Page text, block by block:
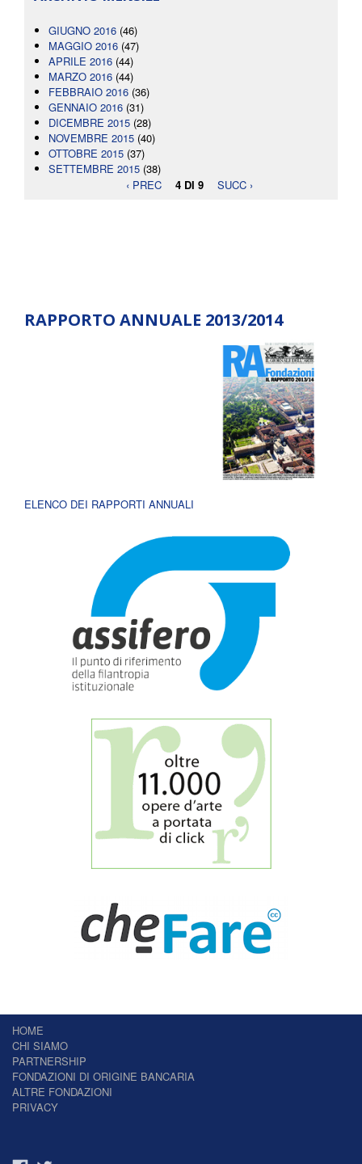
GIUGNO 2016 (46)
MAGGIO 2016 (47)
APRILE 2016 (44)
MARZO 2016 (44)
FEBBRAIO 2016 (36)
GENNAIO 2016 (31)
DICEMBRE 2015 (28)
NOVEMBRE 2015 (40)
OTTOBRE 2015 (37)
SETTEMBRE 2015 (38)
‹ PREC
4 DI 9 SUCC ›
RAPPORTO ANNUALE 2013/2014
ELENCO DEI RAPPORTI ANNUALI
HOME
CHI SIAMO
PARTNERSHIP
FONDAZIONI DI ORIGINE BANCARIA
ALTRE FONDAZIONI
PRIVACY